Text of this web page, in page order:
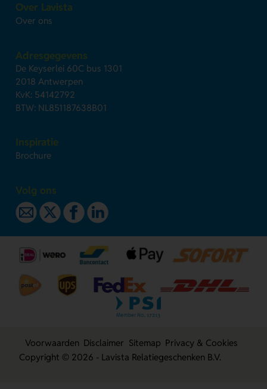
Over Lavista
Over ons
Adresgegevens
De Keyserlei 60C bus 1301
2018 Antwerpen
KvK: 54142792
BTW: NL851187638B01
Inspiratie
Brochure
Volg ons
Voorwaarden Disclaimer Sitemap Privacy & Cookies
Copyright © 2026 - Lavista Relatiegeschenken B.V.